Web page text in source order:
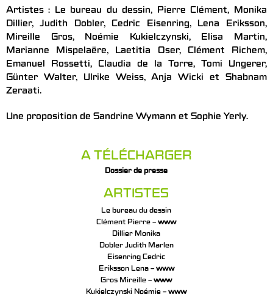
Artistes : Le bureau du dessin, Pierre Clément, Monika
Dillier, Judith Dobler, Cedric Eisenring, Lena Eriksson,
Mireille Gros, Noémie Kukielczynski, Elisa Martin,
Marianne Mispelaëre, Laetitia Oser, Clément Richem,
Emanuel Rossetti, Claudia de la Torre, Tomi Ungerer,
Günter Walter, Ulrike Weiss, Anja Wicki et Shabnam
Zeraati.
Une proposition de Sandrine Wymann et Sophie Yerly.
A TÉLÉCHARGER
Dossier de presse
ARTISTES
Le bureau du dessin
Clément Pierre –www
Dillier Monika
Dobler Judith Marlen
Eisenring Cedric
Eriksson Lena – www
Gros Mireille –www
Kukielczynski Noémie –www